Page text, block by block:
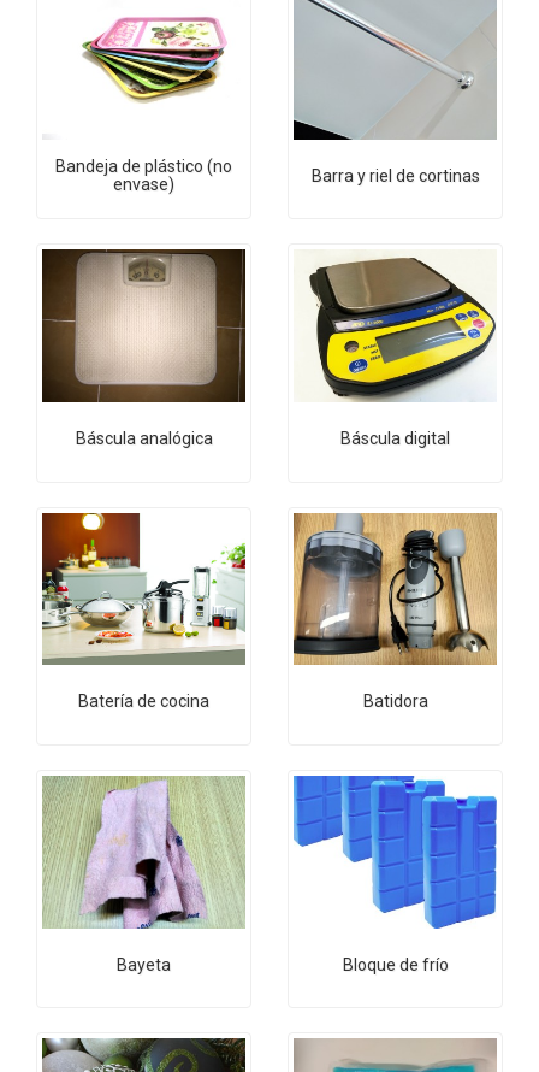
Bandeja de plástico (no
envase)
Barra y riel de cortinas
Báscula analógica Báscula digital
Batería de cocina Batidora
Bayeta Bloque de frío